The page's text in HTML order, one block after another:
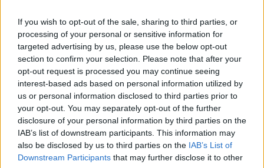
If you wish to opt-out of the sale, sharing to third parties, or
processing of your personal or sensitive information for
targeted advertising by us, please use the below opt-out
section to confirm your selection. Please note that after your
opt-out request is processed you may continue seeing
interest-based ads based on personal information utilized by
us or personal information disclosed to third parties prior to
your opt-out. You may separately opt-out of the further
disclosure of your personal information by third parties on the
IAB’s list of downstream participants. This information may
also be disclosed by us to third parties on the IAB’s List of
Downstream Participants that may further disclose it to other